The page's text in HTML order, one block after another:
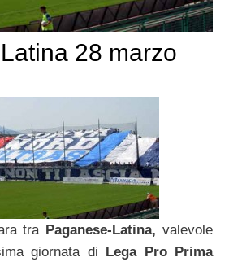
28 marzo
tra Paganese-Latina, valevole
giornata di
Lega Pro Prima